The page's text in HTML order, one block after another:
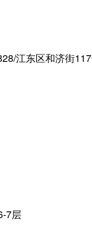
江东区和济街
7层